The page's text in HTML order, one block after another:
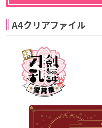
A4クリアファイル